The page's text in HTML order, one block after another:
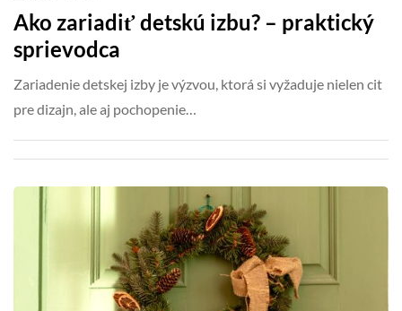
Ako zariadiť detskú izbu? – praktický
sprievodca
Zariadenie detskej izby je výzvou, ktorá si vyžaduje nielen cit
pre dizajn, ale aj pochopenie…